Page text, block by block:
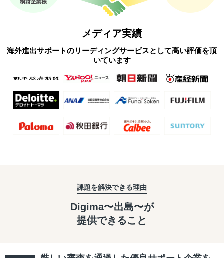
メディア実績
海外進出サポートのリーディングサービスとして高い評価を頂
いています
課題を解決できる理由
Digima〜出島〜が
提供できること